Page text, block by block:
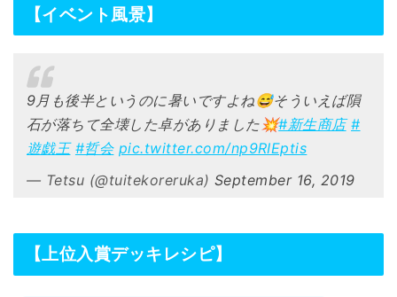
【イベント風景】
9月も後半というのに暑いですよね😅そういえば隕
石が落ちて全壊した卓がありました💥#新生商店 #
遊戯王 #哲会 pic.twitter.com/np9RIEptis
— Tetsu (@tuitekoreruka) September 16, 2019
【上位入賞デッキレシピ】